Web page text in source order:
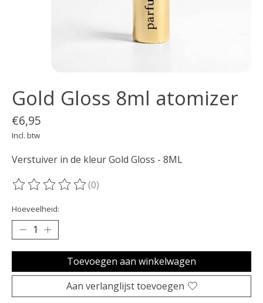
Gold Gloss 8ml atomizer
€6,95
Incl. btw
Verstuiver in de kleur Gold Gloss - 8ML
De beoordeling van dit product is
(0)
Hoeveelheid:
Toevoegen aan winkelwagen
Aan verlanglijst toevoegen